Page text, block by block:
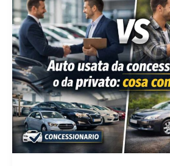
usata
da
concessionario
o
da
privato:
cosa
conviene?